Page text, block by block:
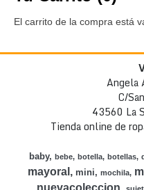
El carrito de la compra está
Angela
C/
43560 La
Tienda online de
baby bebe botella botellas
mayoral mini mochila